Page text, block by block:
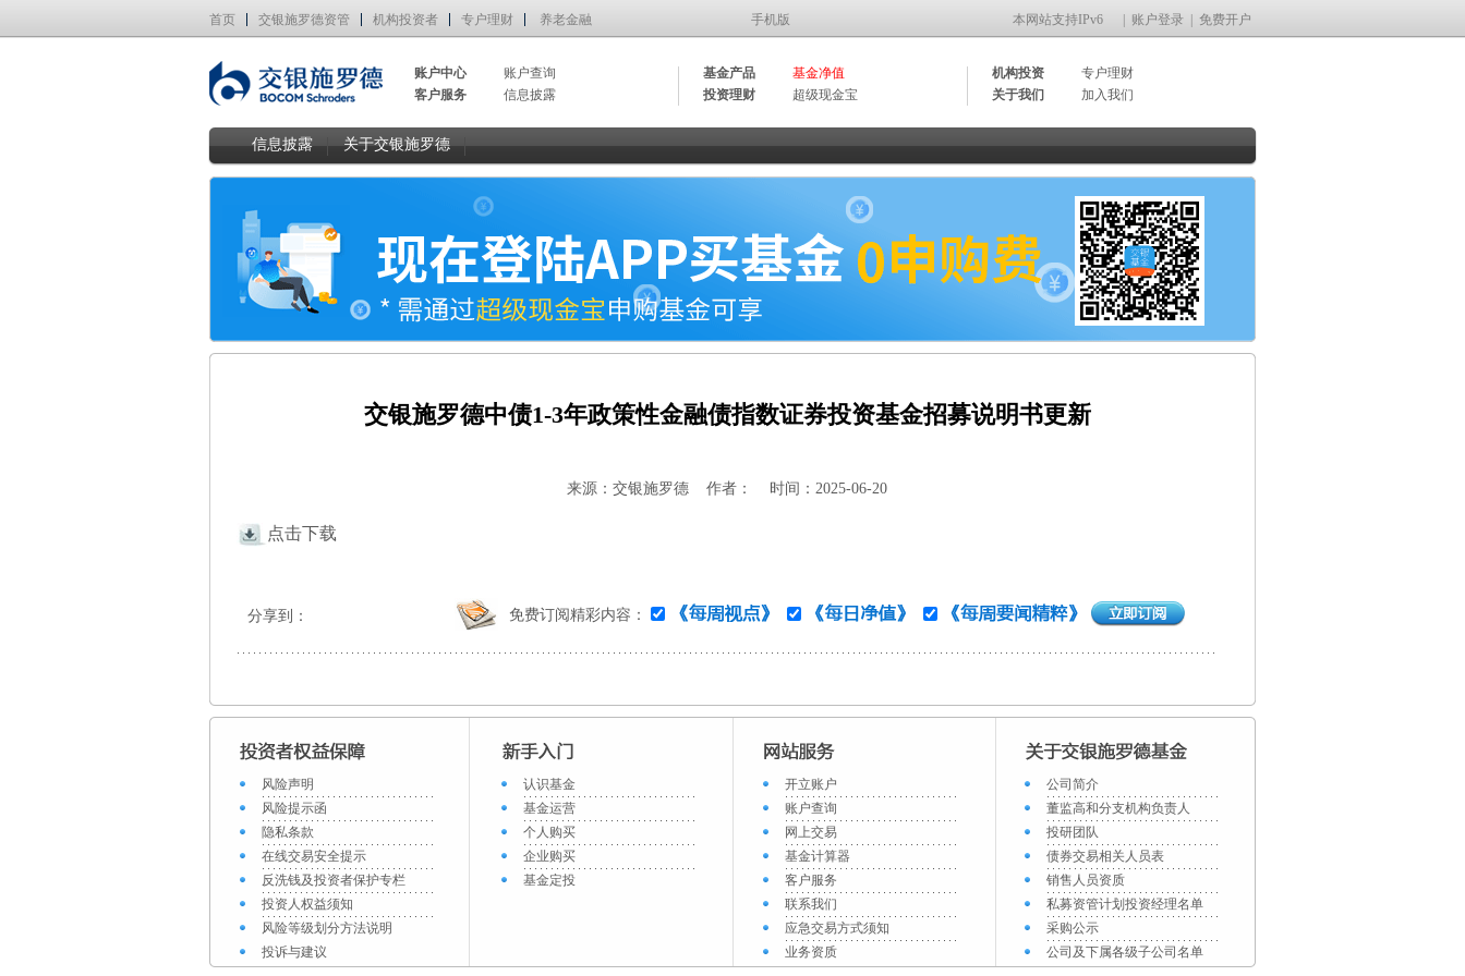
首页 交银施罗德资管 机构投资者 专户理财 养老金融 手机版 本网站支持IPv6 账户登录 免费开户
账户中心
账户查询
客户服务
信息披露
基金产品
基金净值
投资理财
超级现金宝
机构投资
专户理财
关于我们
加入我们
信息披露 关于交银施罗德
交银施罗德中债1-3年政策性金融债指数证券投资基金招募说明书更新
来源：交银施罗德 作者： 时间：2025-06-20
点击下载
分享到： 免费订阅精彩内容：
风险声明
风险提示函
隐私条款
在线交易安全提示
反洗钱及投资者保护专栏
投资人权益须知
风险等级划分方法说明
投诉与建议
认识基金
基金运营
个人购买
企业购买
基金定投
开立账户
账户查询
网上交易
基金计算器
客户服务
联系我们
应急交易方式须知
业务资质
公司简介
董监高和分支机构负责人
投研团队
债券交易相关人员表
销售人员资质
私募资管计划投资经理名单
采购公示
公司及下属各级子公司名单